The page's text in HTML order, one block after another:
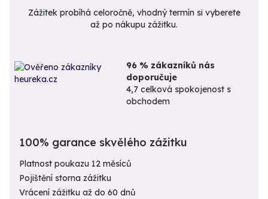
Zážitek probíhá celoročně, vhodný termín si vyberete
až po nákupu zážitku.
96 % zákazníků nás
doporučuje
4,7 celková spokojenost s
obchodem
100% garance skvělého zážitku
Platnost poukazu 12 měsíců
Pojištění storna zážitku
Vrácení zážitku až do 60 dnů